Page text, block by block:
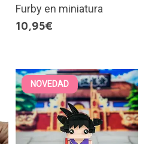
Furby en miniatura
10,95€
NOVEDAD